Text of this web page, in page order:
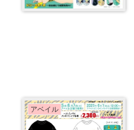
アベイル